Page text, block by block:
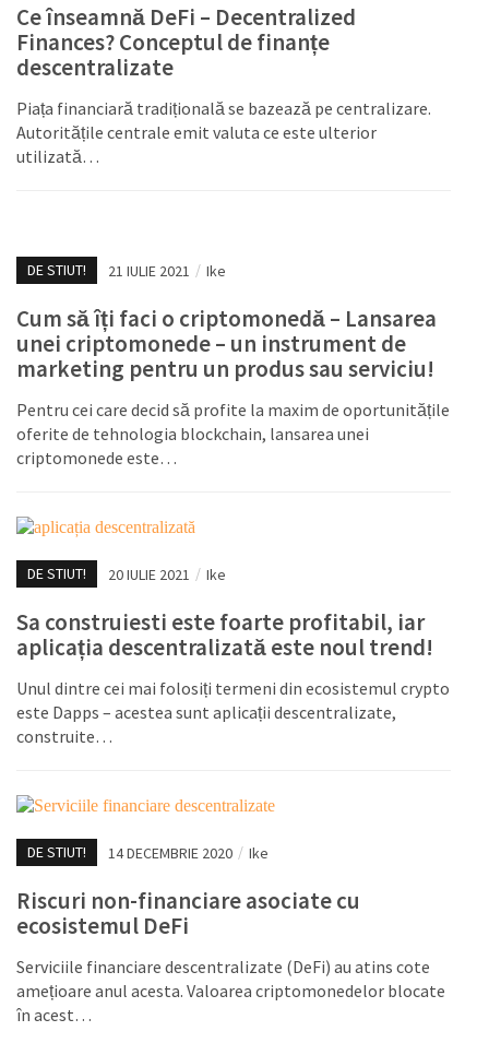
Ce înseamnă DeFi – Decentralized
Finances? Conceptul de finanțe
descentralizate
Piața financiară tradițională se bazează pe centralizare.
Autoritățile centrale emit valuta ce este ulterior
utilizată…
DE STIUT! 21 IULIE 2021 / Ike
Cum să îți faci o criptomonedă – Lansarea
unei criptomonede – un instrument de
marketing pentru un produs sau serviciu!
Pentru cei care decid să profite la maxim de oportunitățile
oferite de tehnologia blockchain, lansarea unei
criptomonede este…
DE STIUT! 20 IULIE 2021 / Ike
Sa construiesti este foarte profitabil, iar
aplicația descentralizată este noul trend!
Unul dintre cei mai folosiți termeni din ecosistemul crypto
este Dapps – acestea sunt aplicații descentralizate,
construite…
DE STIUT! 14 DECEMBRIE 2020 / Ike
Riscuri non-financiare asociate cu
ecosistemul DeFi
Serviciile financiare descentralizate (DeFi) au atins cote
amețioare anul acesta. Valoarea criptomonedelor blocate
în acest…